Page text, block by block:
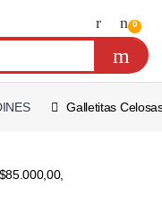
0
Galletitas